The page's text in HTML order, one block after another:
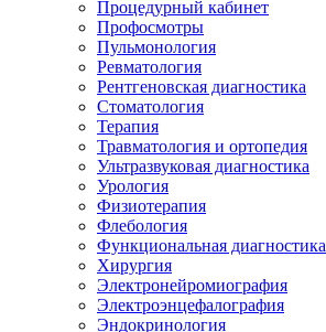
Процедурный кабинет
Профосмотры
Пульмонология
Ревматология
Рентгеновская диагностика
Стоматология
Терапия
Травматология и ортопедия
Ультразвуковая диагностика
Урология
Физиотерапия
Флебология
Функциональная диагностика
Хирургия
Электронейромиография
Электроэнцефалография
Эндокринология